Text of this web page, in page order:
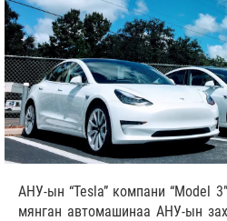
АНУ-ын “Tesla” компани “Model
мянган автомашинаа АНУ-ын